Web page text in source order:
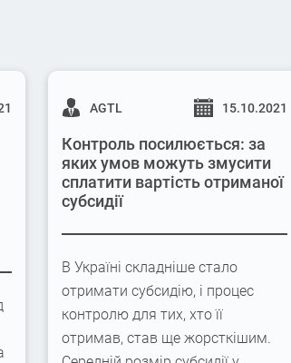
AGTL 15.10.2021
Контроль посилюється: за
яких умов можуть змусити
сплатити вартість отриманої
субсидії
В Україні складніше стало
отримати субсидію, і процес
контролю для тих, хто її
отримав, став ще жорсткішим.